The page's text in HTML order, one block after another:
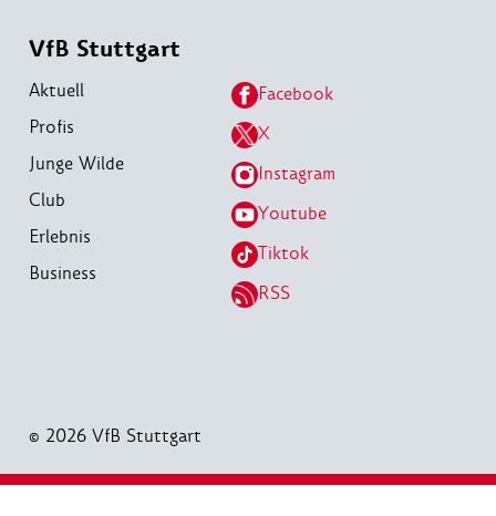
VfB Stuttgart
Aktuell
Profis
Junge Wilde
Club
Erlebnis
Business
Facebook
X
Instagram
Youtube
Tiktok
RSS
© 2026 VfB Stuttgart